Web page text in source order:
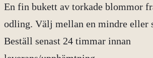
r
i
En fin bukett av torkade blommor
odling. Välj mellan en mindre eller
Beställ senast 24 timmar innan